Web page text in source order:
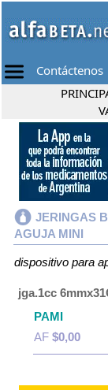
Contáctenos
JERINGAS
AGUJA MINI
dispositivo para
jga.1cc
PAMI
AF $0,00